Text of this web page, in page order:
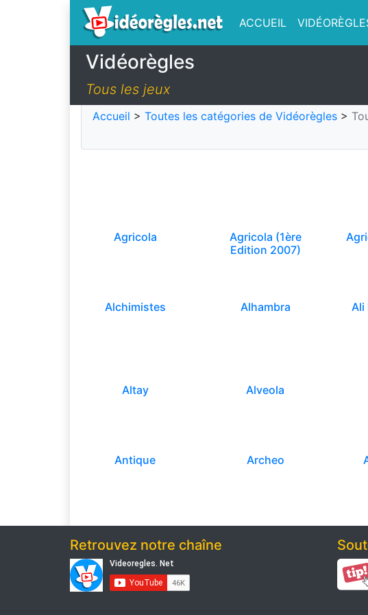
ACCUEIL
Vidéorègles
Tous les jeux
Accueil > Toutes les catégories de Vidéorègles >
Agricola
Agricola (1ère
Edition 2007)
Alchimistes Alhambra
Ali
Altay Alveola
Antique Archeo
Retrouvez notre chaîne